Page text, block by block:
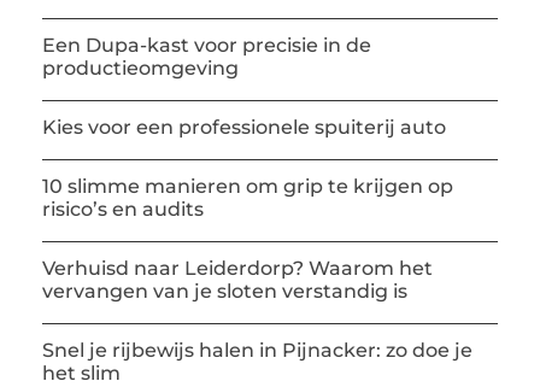
Een Dupa-kast voor precisie in de
productieomgeving
Kies voor een professionele spuiterij auto
10 slimme manieren om grip te krijgen op
risico’s en audits
Verhuisd naar Leiderdorp? Waarom het
vervangen van je sloten verstandig is
Snel je rijbewijs halen in Pijnacker: zo doe je
het slim